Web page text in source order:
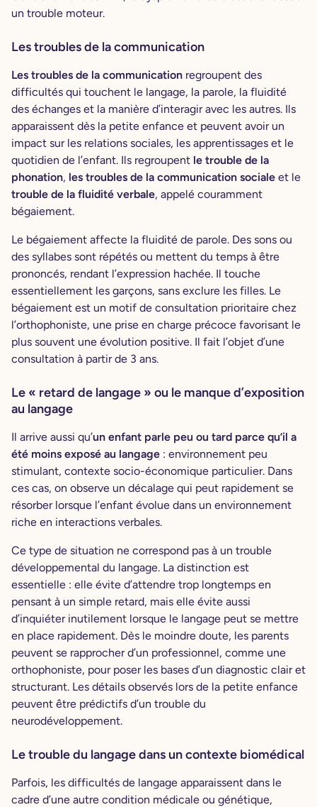
un trouble moteur.
Les troubles de la communication
Les troubles de la communication regroupent des
difficultés qui touchent le langage, la parole, la fluidité
des échanges et la manière d’interagir avec les autres. Ils
apparaissent dès la petite enfance et peuvent avoir un
impact sur les relations sociales, les apprentissages et le
quotidien de l’enfant. Ils regroupent le trouble de la
phonation, les troubles de la communication sociale et le
trouble de la fluidité verbale, appelé couramment
bégaiement.
Le bégaiement affecte la fluidité de parole. Des sons ou
des syllabes sont répétés ou mettent du temps à être
prononcés, rendant l’expression hachée. Il touche
essentiellement les garçons, sans exclure les filles. Le
bégaiement est un motif de consultation prioritaire chez
l’orthophoniste, une prise en charge précoce favorisant le
plus souvent une évolution positive. Il fait l’objet d’une
consultation à partir de 3 ans.
Le « retard de langage » ou le manque d’exposition
au langage
Il arrive aussi qu’un enfant parle peu ou tard parce qu’il a
été moins exposé au langage : environnement peu
stimulant, contexte socio-économique particulier. Dans
ces cas, on observe un décalage qui peut rapidement se
résorber lorsque l’enfant évolue dans un environnement
riche en interactions verbales.
Ce type de situation ne correspond pas à un trouble
développemental du langage. La distinction est
essentielle : elle évite d’attendre trop longtemps en
pensant à un simple retard, mais elle évite aussi
d’inquiéter inutilement lorsque le langage peut se mettre
en place rapidement. Dès le moindre doute, les parents
peuvent se rapprocher d’un professionnel, comme une
orthophoniste, pour poser les bases d’un diagnostic clair et
structurant. Les détails observés lors de la petite enfance
peuvent être prédictifs d’un trouble du
neurodéveloppement.
Le trouble du langage dans un contexte biomédical
Parfois, les difficultés de langage apparaissent dans le
cadre d’une autre condition médicale ou génétique,